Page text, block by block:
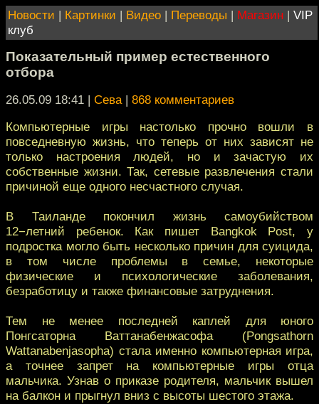
Новости | Картинки | Видео | Переводы | Магазин | VIP
клуб
Показательный пример естественного
отбора
26.05.09 18:41 | Сева| 868 комментариев
Компьютерные игры настолько прочно вошли в
повседневную жизнь, что теперь от них зависят не
только настроения людей, но и зачастую их
собственные жизни. Так, сетевые развлечения стали
причиной еще одного несчастного случая.
В Таиланде покончил жизнь самоубийством
12−летний ребенок. Как пишет Bangkok Post, у
подростка могло быть несколько причин для суицида,
в том числе проблемы в семье, некоторые
физические и психологические заболевания,
безработицу и также финансовые затруднения.
Тем не менее последней каплей для юного
Понгсаторна Ваттанабенжасофа (Pongsathorn
Wattanabenjasopha) стала именно компьютерная игра,
а точнее запрет на компьютерные игры отца
мальчика. Узнав о приказе родителя, мальчик вышел
на балкон и прыгнул вниз с высоты шестого этажа.